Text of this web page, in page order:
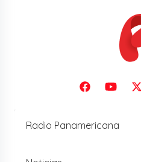
Radio Panamericana